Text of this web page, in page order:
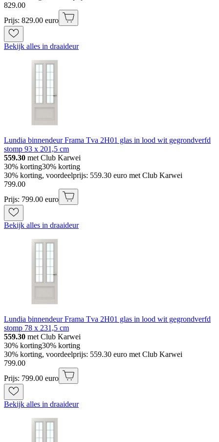
829.00
Prijs: 829.00 euro
Bekijk alles in draaideur
Lundia binnendeur Frama Tva 2H01 glas in lood wit gegrondverfd
stomp 93 x 201,5 cm
559.30 met Club Karwei
30% korting30% korting
30% korting, voordeelprijs: 559.30 euro met Club Karwei
799.00
Prijs: 799.00 euro
Bekijk alles in draaideur
Lundia binnendeur Frama Tva 2H01 glas in lood wit gegrondverfd
stomp 78 x 231,5 cm
559.30 met Club Karwei
30% korting30% korting
30% korting, voordeelprijs: 559.30 euro met Club Karwei
799.00
Prijs: 799.00 euro
Bekijk alles in draaideur